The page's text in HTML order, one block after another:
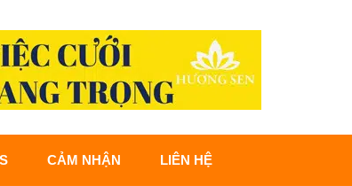
CẢM NHẬN LIÊN HỆ